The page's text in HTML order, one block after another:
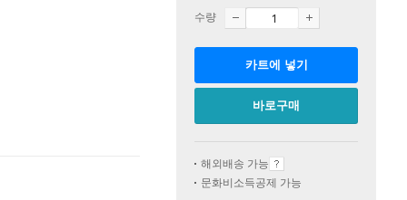
수량
카트에 넣기
바로구매
해외배송 가능
문화비소득공제 가능